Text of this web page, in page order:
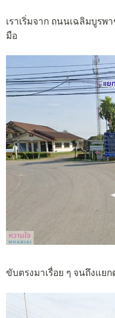
เราเริ่มจาก ถนนเฉลิมบูร
มือ
ขับตรงมาเรื่อย ๆ จนถึงแย